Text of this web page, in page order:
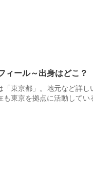
ィール～出身はどこ？
「東京都」。地元など詳し
も東京を拠点に活動してい